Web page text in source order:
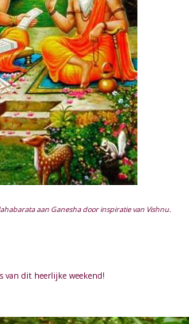
aan Ganesha door inspiratie van Vishnu.
van dit heerlijke weekend!